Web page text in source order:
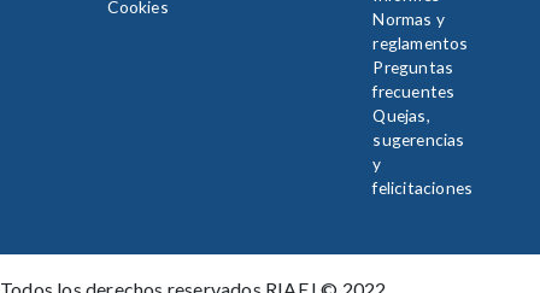
Cookies
Normas y
reglamentos
Preguntas
frecuentes
Quejas,
sugerencias
y
felicitaciones
Todos los derechos reservados RIAEJ © 2022